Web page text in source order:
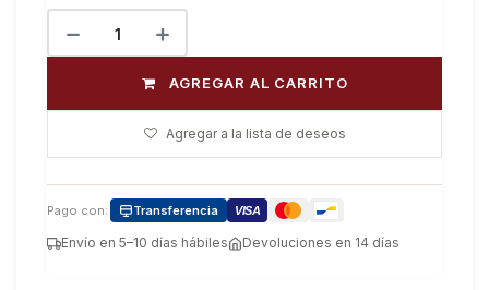
AGREGAR AL CARRITO
Agregar a la lista de deseos
Pago con: Transferencia VISA
Envío en 5–10 días hábiles Devoluciones en 14 días